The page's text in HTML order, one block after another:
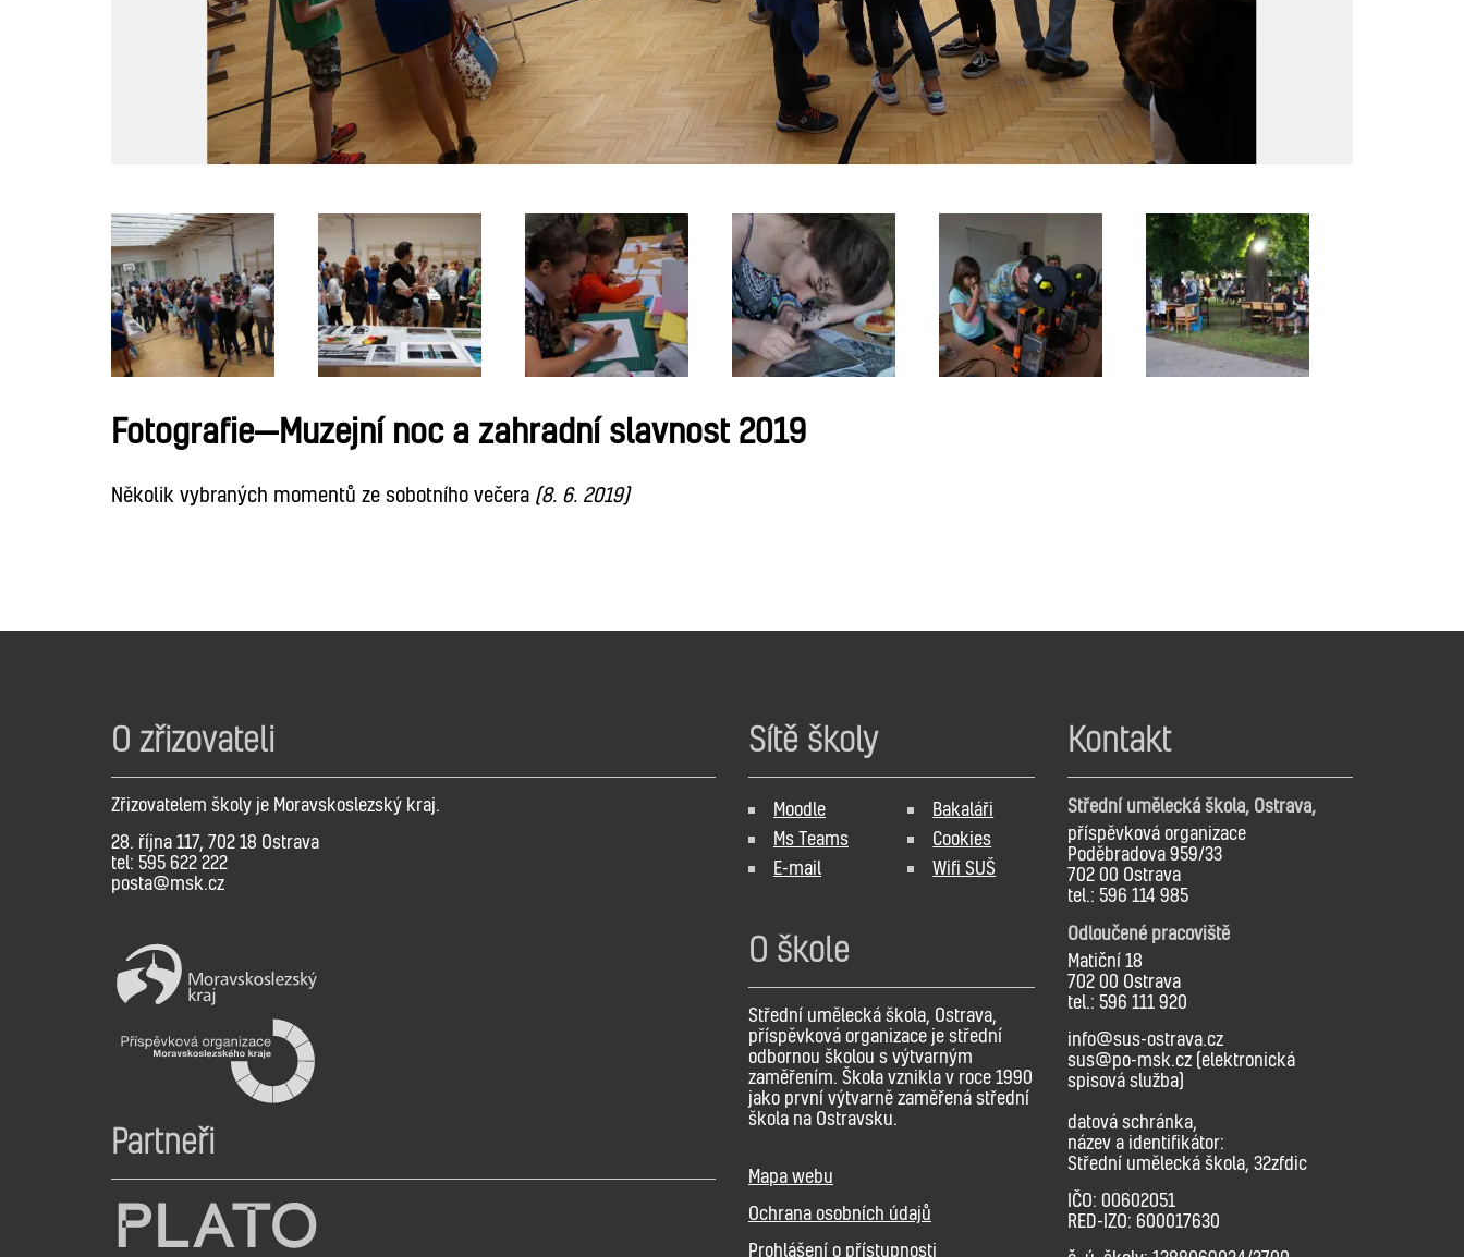
Fotografie—Muzejní noc a zahradní slavnost 2019
Několik vybraných momentů ze sobotního večera (8. 6. 2019)
O zřizovateli
Zřizovatelem školy je Moravskoslezský kraj.
28. října 117, 702 18 Ostrava
tel: 595 622 222
posta@msk.cz
Partneři
Sítě školy
Moodle
Ms Teams
E-mail
Bakaláři
Cookies
Wifi SUŠ
O škole
Střední umělecká škola, Ostrava,
příspěvková organizace je střední
odbornou školou s výtvarným
zaměřením. Škola vznikla v roce 1990
jako první výtvarně zaměřená střední
škola na Ostravsku.
Mapa webu
Ochrana osobních údajů
Prohlášení o přístupnosti
Kontakt
Střední umělecká škola, Ostrava,
příspěvková organizace
Poděbradova 959/33
702 00 Ostrava
tel.: 596 114 985
Odloučené pracoviště
Matiční 18
702 00 Ostrava
tel.: 596 111 920
info@sus-ostrava.cz
sus@po-msk.cz (elektronická
spisová služba)
datová schránka,
název a identifikátor:
Střední umělecká škola, 32zfdic
IČO: 00602051
RED-IZO: 600017630